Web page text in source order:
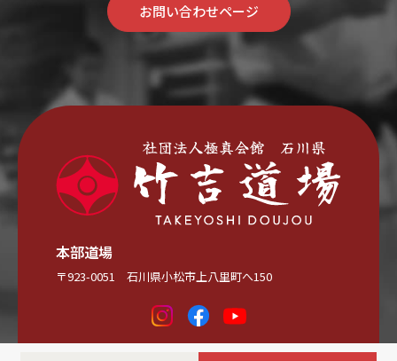
お問い合わせページ
本部道場
〒923-0051 石川県小松市上八里町へ150
© 竹吉道場 All Rights Reserved.